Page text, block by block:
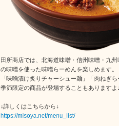
田所商店では、北海道味噌・信州味噌・九
の味噌を使った味噌らーめんを楽しめます。
「味噌漬け炙りチャーシュー麺」「肉ねぎ
季節限定の商品が登場することもありますよ
↓詳しくはこちらから↓
https://misoya.net/menu_list/